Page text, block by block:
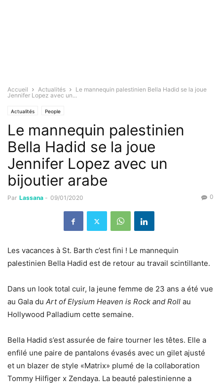
Accueil Actualités
Le mannequin palestinien Bella Hadid se la joue
Jennifer Lopez avec un...
Actualités People
Le mannequin palestinien
Bella Hadid se la joue
Jennifer Lopez avec un
bijoutier arabe
Par Lassana - 09/01/2020 0
Les vacances à St. Barth c’est fini ! Le mannequin
palestinien Bella Hadid est de retour au travail scintillante.
Dans un look total cuir, la jeune femme de 23 ans a été vue
au Gala du Art of Elysium Heaven is Rock and Roll au
Hollywood Palladium cette semaine.
Bella Hadid s’est assurée de faire tourner les têtes. Elle a
enfilé une paire de pantalons évasés avec un gilet ajusté
et un blazer de style «Matrix» plumé de la collaboration
Tommy Hilfiger x Zendaya. La beauté palestinienne a